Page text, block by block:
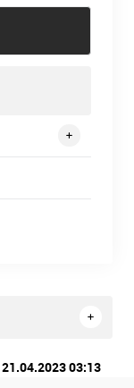
21.04.2023 03:13